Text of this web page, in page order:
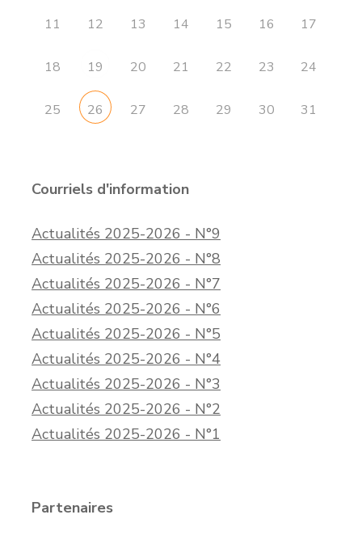
11 12 13 14 15 16 17
18 19 20 21 22 23 24
25 26 27 28 29 30 31
Courriels d'information
Actualités 2025-2026 - N°9
Actualités 2025-2026 - N°8
Actualités 2025-2026 - N°7
Actualités 2025-2026 - N°6
Actualités 2025-2026 - N°5
Actualités 2025-2026 - N°4
Actualités 2025-2026 - N°3
Actualités 2025-2026 - N°2
Actualités 2025-2026 - N°1
Partenaires